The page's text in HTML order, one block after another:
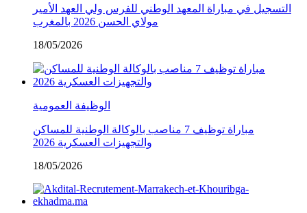
التسجيل في مباراة المعهد الوطني للفرس ولي العهد الأمير
مولاي الحسن 2026 بالمغرب
18/05/2026
الوظيفة العمومية
مباراة توظيف 7 مناصب بالوكالة الوطنية للمساكن
والتجهيزات العسكرية 2026
18/05/2026